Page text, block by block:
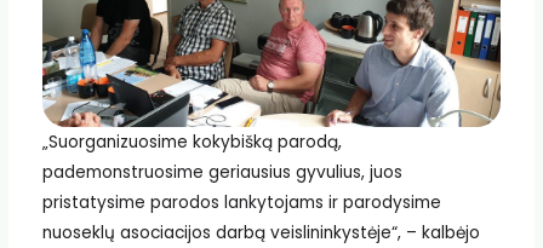
„Suorganizuosime kokybišką parodą,
pademonstruosime geriausius gyvulius, juos
pristatysime parodos lankytojams ir parodysime
nuoseklų asociacijos darbą veislininkystėje“, – kalbėjo